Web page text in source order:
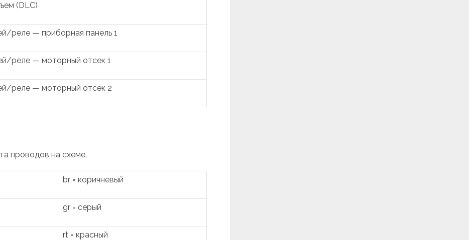
(DLC)
реле — приборная панель 1
реле — моторный отсек 1
реле — моторный отсек 2
проводов на схеме.
br = коричневый
gr = серый
rt = красный